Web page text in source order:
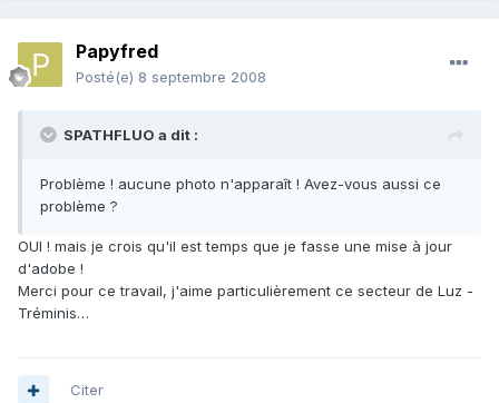
Papyfred
Posté(e) 8 septembre 2008
SPATHFLUO a dit :
Problème ! aucune photo n'apparaît ! Avez-vous aussi ce
problème ?
OUI ! mais je crois qu'il est temps que je fasse une mise à jour
d'adobe !
Merci pour ce travail, j'aime particulièrement ce secteur de Luz -
Tréminis…
Citer